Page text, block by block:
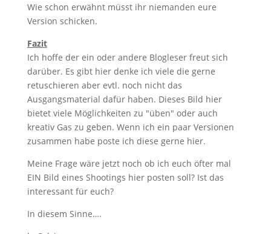
Wie schon erwähnt müsst ihr niemanden eure
Version schicken.
Fazit
Ich hoffe der ein oder andere Blogleser freut sich
darüber. Es gibt hier denke ich viele die gerne
retuschieren aber evtl. noch nicht das
Ausgangsmaterial dafür haben. Dieses Bild hier
bietet viele Möglichkeiten zu "üben" oder auch
kreativ Gas zu geben. Wenn ich ein paar Versionen
zusammen habe poste ich diese gerne hier.
Meine Frage wäre jetzt noch ob ich euch öfter mal
EIN Bild eines Shootings hier posten soll? Ist das
interessant für euch?
In diesem Sinne….